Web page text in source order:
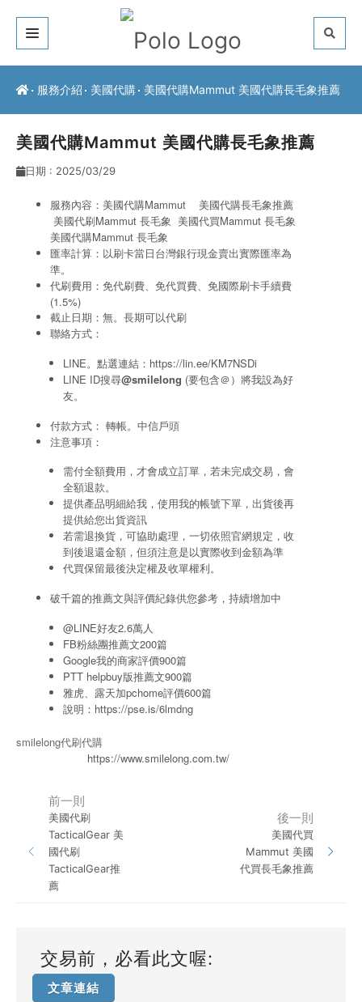
關於我們
最新公告
聯絡方式
服務介紹 美國代購 美國代購Mammut 美國代購長毛象推薦
美國代購Mammut 美國代購長毛象推薦
日期 : 2025/03/29
服務內容：美國代購Mammut 美國代購長毛象推薦
美國代刷Mammut 長毛象 美國代買Mammut 長毛象
美國代購Mammut 長毛象
匯率計算：以刷卡當日台灣銀行現金賣出實際匯率為
準。
代刷費用：免代刷費、免代買費、免國際刷卡手續費
(1.5%)
截止日期：無。長期可以代刷
聯絡方式：
LINE。點選連結： https://lin.ee/KM7NSDi
LINE ID搜尋@smilelong (要包含＠）將我設為好
友。
付款方式： 轉帳。中信戶頭
注意事項：
需付全額費用，才會成立訂單，若未完成交易，會
全額退款。
提供產品明細給我，使用我的帳號下單，出貨後再
提供給您出貨資訊
若需退換貨，可協助處理，一切依照官網規定，收
到後退還金額，但須注意是以實際收到金額為準
代買保留最後決定權及收單權利。
破千篇的推薦文與評價紀錄供您參考，持續增加中
@LINE好友2.6萬人
FB粉絲團推薦文200篇
Google我的商家評價900篇
PTT helpbuy版推薦文900篇
雅虎、露天加pchome評價600篇
說明： https://pse.is/6lmdng
smilelong代刷代購
https://www.smilelong.com.tw/
前一則
美國代刷
TacticalGear 美
國代刷
TacticalGear推
薦
後一則
美國代買
Mammut 美國
代買長毛象推薦
交易前，必看此文喔:
文章連結